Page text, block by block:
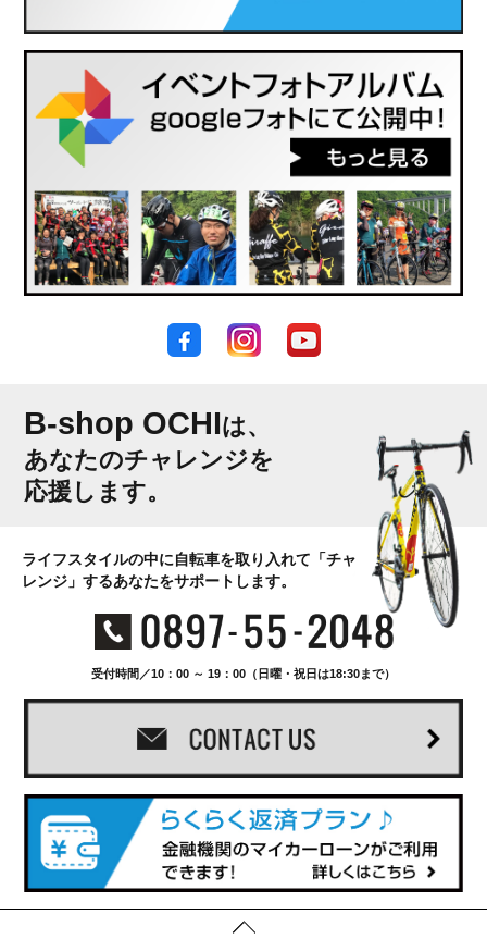
B-shop OCHIは、
あなたのチャレンジを
応援します。
ライフスタイルの中に自転車を取り入れて「チャ
レンジ」するあなたをサポートします。
受付時間／10：00 ～ 19：00（日曜・祝日は18:30まで）